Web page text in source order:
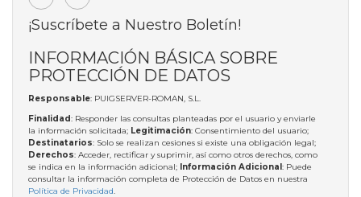
¡Suscríbete a Nuestro Boletín!
INFORMACIÓN BÁSICA SOBRE
PROTECCIÓN DE DATOS
Responsable: PUIGSERVER-ROMAN, S.L.
Finalidad: Responder las consultas planteadas por el usuario y enviarle
la información solicitada; Legitimación: Consentimiento del usuario;
Destinatarios: Solo se realizan cesiones si existe una obligación legal;
Derechos: Acceder, rectificar y suprimir, así como otros derechos, como
se indica en la información adicional; Información Adicional: Puede
consultar la información completa de Protección de Datos en nuestra
Política de Privacidad.